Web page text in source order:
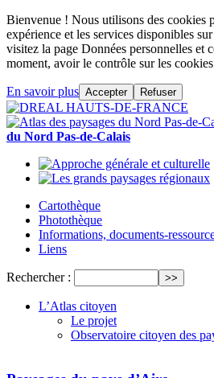
Bienvenue ! Nous utilisons des cookies
expérience et les services disponibles
visitez la page Données personnelles et
moment, avoir le contrôle sur les
En savoir plus Accepter Refuser
du Nord Pas-de-Calais
Cartothèque
Photothèque
Informations, documents-
Liens
Rechercher :
L’Atlas citoyen
Le projet
Observatoire citoyen des